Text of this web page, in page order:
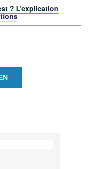
? L’explication